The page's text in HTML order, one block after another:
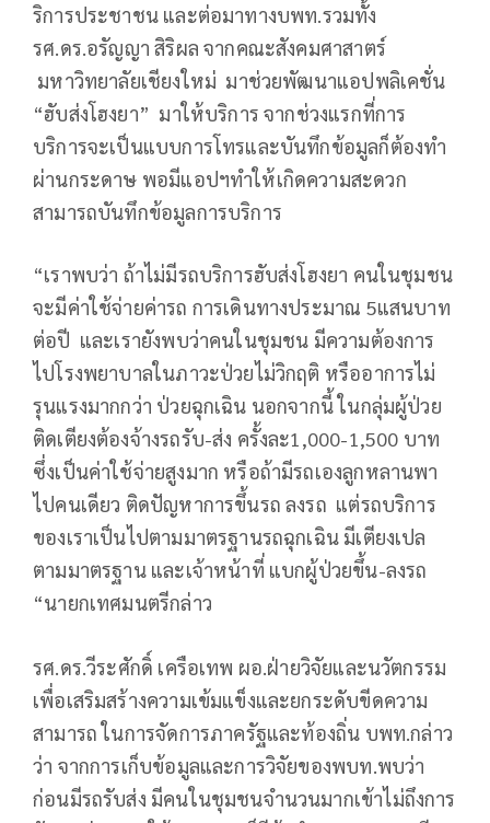
ริการประชาชน และต่อมาทางบพท.รวมทั้ง
รศ.ดร.อรัญญา สิริผล จากคณะสังคมศาสาตร์
มหาวิทยาลัยเชียงใหม่ มาช่วยพัฒนาแอปพลิเคชั่น
“ฮับส่งโฮงยา” มาให้บริการ จากช่วงแรกที่การ
บริการจะเป็นแบบการโทรและบันทึกข้อมูลก็ต้องทำ
ผ่านกระดาษ พอมีแอปฯทำให้เกิดความสะดวก
สามารถบันทึกข้อมูลการบริการ
“เราพบว่า ถ้าไม่มีรถบริการฮับส่งโฮงยา คนในชุมชน
จะมีค่าใช้จ่ายค่ารถ การเดินทางประมาณ 5แสนบาท
ต่อปี และเรายังพบว่าคนในชุมชน มีความต้องการ
ไปโรงพยาบาลในภาวะป่วยไม่วิกฤติ หรืออาการไม่
รุนแรงมากกว่า ป่วยฉุกเฉิน นอกจากนี้ ในกลุ่มผู้ป่วย
ติดเตียงต้องจ้างรถรับ-ส่ง ครั้งละ1,000-1,500 บาท
ซึ่งเป็นค่าใช้จ่ายสูงมาก หรือถ้ามีรถเองลูกหลานพา
ไปคนเดียว ติดปัญหาการขึ้นรถ ลงรถ แต่รถบริการ
ของเราเป็นไปตามมาตรฐานรถฉุกเฉิน มีเตียงเปล
ตามมาตรฐาน และเจ้าหน้าที่ แบกผู้ป่วยขึ้น-ลงรถ
“นายกเทศมนตรีกล่าว
รศ.ดร.วีระศักดิ์ เครือเทพ ผอ.ฝ่ายวิจัยและนวัตกรรม
เพื่อเสริมสร้างความเข้มแข็งและยกระดับขีดความ
สามารถ ในการจัดการภาครัฐและท้องถิ่น บพท.กล่าว
ว่า จากการเก็บข้อมูลและการวิจัยของพบท.พบว่า
ก่อนมีรถรับส่ง มีคนในชุมชนจำนวนมากเข้าไม่ถึงการ